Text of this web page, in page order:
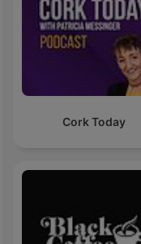
Cork Today